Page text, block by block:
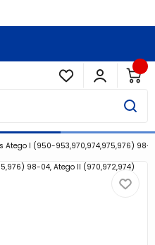
Atego I (950-953,970,974,975,976) 98-